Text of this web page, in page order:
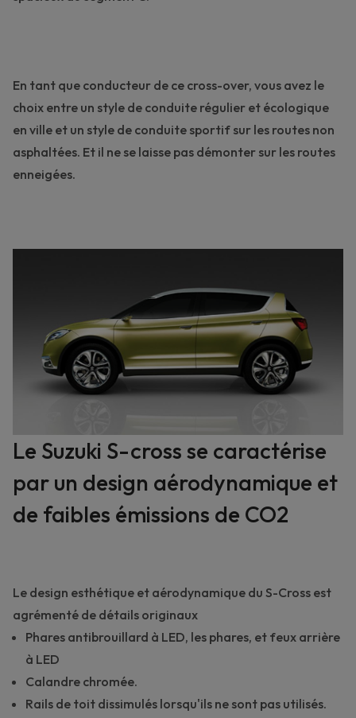
En tant que conducteur de ce cross-over, vous avez le
choix entre un style de conduite régulier et écologique
en ville et un style de conduite sportif sur les routes non
asphaltées. Et il ne se laisse pas démonter sur les routes
enneigées.
Le Suzuki S-cross se caractérise
par un design aérodynamique et
de faibles émissions de CO2
Le design esthétique et aérodynamique du S-Cross est
agrémenté de détails originaux
Phares antibrouillard à LED, les phares, et feux arrière
à LED
Calandre chromée.
Rails de toit dissimulés lorsqu'ils ne sont pas utilisés.